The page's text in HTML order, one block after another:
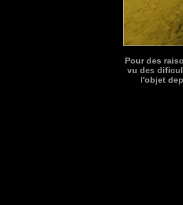
Pour des
vu des
l'objet